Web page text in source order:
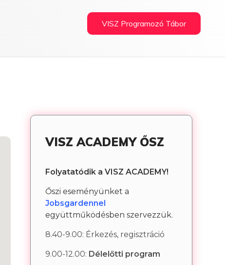
VISZ Programozó Tábor
VISZ ACADEMY ŐSZ
Folyatatódik a VISZ ACADEMY!
Őszi eseményünket a
Jobsgardennel
együttműködésben szervezzük.
8.40-9.00: Érkezés, regisztráció
9.00-12.00: Délelőtti program